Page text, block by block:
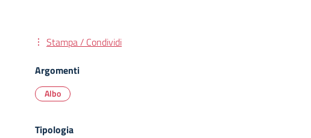
Stampa / Condividi
Argomenti
Albo
Tipologia